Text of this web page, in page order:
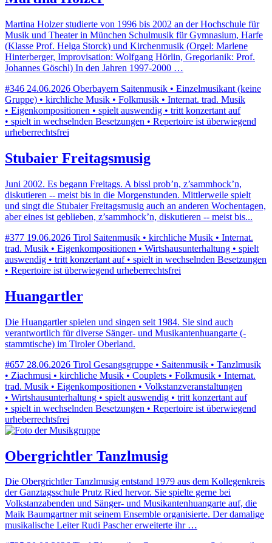
Martina Holzer studierte von 1996 bis 2002 an der Hochschule für
Musik und Theater in München Schulmusik für Gymnasium, Harfe
(Klasse Prof. Helga Storck) und Kirchenmusik (Orgel: Marlene
Hinterberger, Improvisation: Wolfgang Hörlin, Gregorianik: Prof.
Johannes Göschl) In den Jahren 1997-2000 …
#346 24.06.2026 Oberbayern Saitenmusik • Einzelmusikant (keine
Gruppe) • kirchliche Musik • Folkmusik • Internat. trad. Musik
• Eigenkompositionen • spielt auswendig • tritt konzertant auf
• spielt in wechselnden Besetzungen • Repertoire ist überwiegend
urheberrechtsfrei
Stubaier Freitagsmusig
Juni 2002. Es begann Freitags. A bissl prob’n, z’sammhock’n,
diskutieren -- meist bis in die Morgenstunden. Mittlerweile spielt
und singt die Stubaier Freitagsmusig auch an anderen Wochentagen,
aber eines ist geblieben, z’sammhock’n, diskutieren -- meist bis...
#377 19.06.2026 Tirol Saitenmusik • kirchliche Musik • Internat.
trad. Musik • Eigenkompositionen • Wirtshausunterhaltung • spielt
auswendig • tritt konzertant auf • spielt in wechselnden Besetzungen
• Repertoire ist überwiegend urheberrechtsfrei
Huangartler
Die Huangartler spielen und singen seit 1984. Sie sind auch
verantwortlich für diverse Sänger- und Musikantenhuangarte (-
stammtische) im Tiroler Oberland.
#657 28.06.2026 Tirol Gesangsgruppe • Saitenmusik • Tanzlmusik
• Ziachmusi • kirchliche Musik • Couplets • Folkmusik • Internat.
trad. Musik • Eigenkompositionen • Volkstanzveranstaltungen
• Wirtshausunterhaltung • spielt auswendig • tritt konzertant auf
• spielt in wechselnden Besetzungen • Repertoire ist überwiegend
urheberrechtsfrei
Obergrichtler Tanzlmusig
Die Obergrichtler Tanzlmusig entstand 1979 aus dem Kollegenkreis
der Ganztagsschule Prutz Ried hervor. Sie spielte gerne bei
Volkstanzabenden und Sänger- und Musikantenhuangarte auf, die
Maik Baumgartner mit seinem Ensemble organisierte. Der damalige
musikalische Leiter Rudi Pascher erweiterte ihr …